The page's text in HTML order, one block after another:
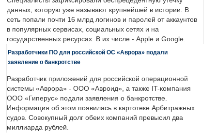
данных, которую уже называют крупнейшей в истории. В
сеть попали почти 16 млрд логинов и паролей от аккаунтов
в популярных сервисах, социальных сетях и на
государственных ресурсах. В их числе - Apple и Google.
Разработчики ПО для российской ОС «Аврора» подали
заявление о банкротстве
Разработчик приложений для российской операционной
системы «Аврора» - ООО «Авроид», а также IT-компания
ООО «Гиперус» подали заявления о банкротстве.
Информация об этом появилась в картотеке Арбитражных
судов. Совокупный долг обеих компаний превысил два
миллиарда рублей.